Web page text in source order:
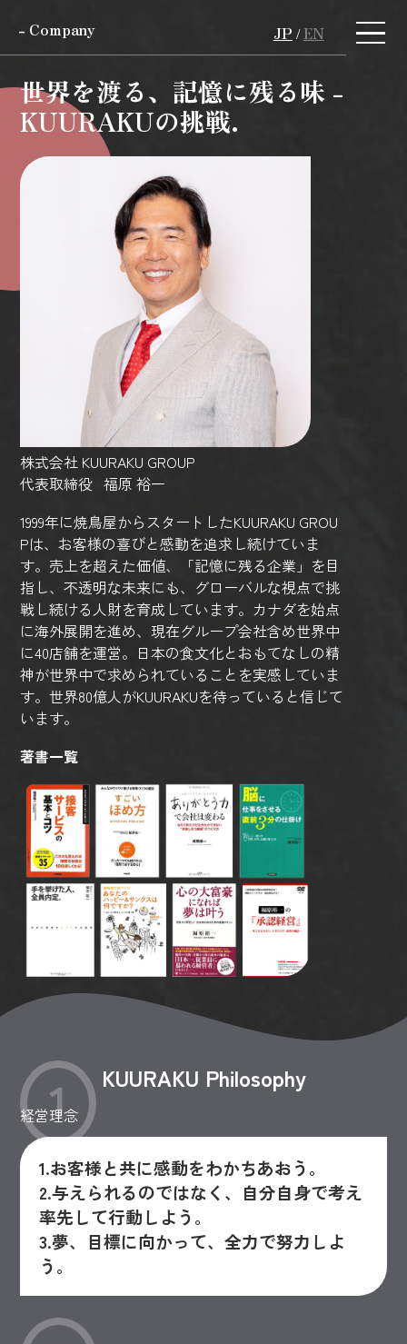
- Company JP / EN
世界を渡る、記憶に残る味 -
KUURAKUの挑戦.
1999年に焼鳥屋からスタートしたKUURAKU GROU
Pは、お客様の喜びと感動を追求し続けていま
す。売上を超えた価値、「記憶に残る企業」を目
指し、不透明な未来にも、グローバルな視点で挑
戦し続ける人財を育成しています。カナダを始点
に海外展開を進め、現在グループ会社含め世界中
に40店舗を運営。日本の食文化とおもてなしの精
神が世界中で求められていることを実感していま
す。世界80億人がKUURAKUを待っていると信じて
います。
著書一覧
株式会社 KUURAKU GROUP
代表取締役 福原 裕一
KUURAKU Philosophy
1
経営理念
1.お客様と共に感動をわかちあおう。
2.与えられるのではなく、自分自身で考え
率先して行動しよう。
3.夢、目標に向かって、全力で努力しよ
う。